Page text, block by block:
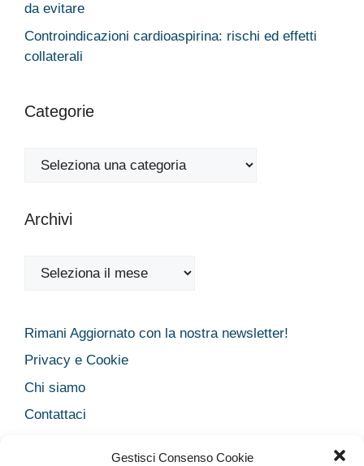
Gestisci Consenso Cookie
da evitare
Controindicazioni cardioaspirina: rischi ed effetti
collaterali
Categorie
Categorie
Archivi
Archivi
Rimani Aggiornato con la nostra newsletter!
Privacy e Cookie
Chi siamo
Contattaci